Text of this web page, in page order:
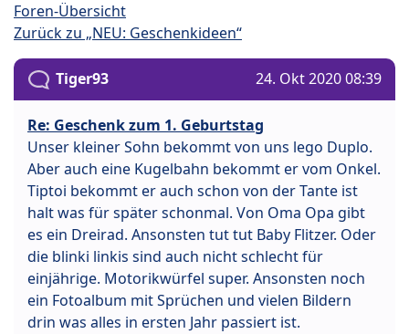
Foren-Übersicht
Zurück zu „NEU: Geschenkideen“
Tiger93 24. Okt 2020 08:39
Re: Geschenk zum 1. Geburtstag
Unser kleiner Sohn bekommt von uns lego Duplo.
Aber auch eine Kugelbahn bekommt er vom Onkel.
Tiptoi bekommt er auch schon von der Tante ist
halt was für später schonmal. Von Oma Opa gibt
es ein Dreirad. Ansonsten tut tut Baby Flitzer. Oder
die blinki linkis sind auch nicht schlecht für
einjährige. Motorikwürfel super. Ansonsten noch
ein Fotoalbum mit Sprüchen und vielen Bildern
drin was alles in ersten Jahr passiert ist.